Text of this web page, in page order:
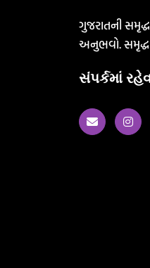
ગુજરાતની
અનુભવો.
સંપર્કમાં